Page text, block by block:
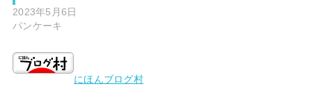
2023年5月6日
パンケーキ
にほんブログ村